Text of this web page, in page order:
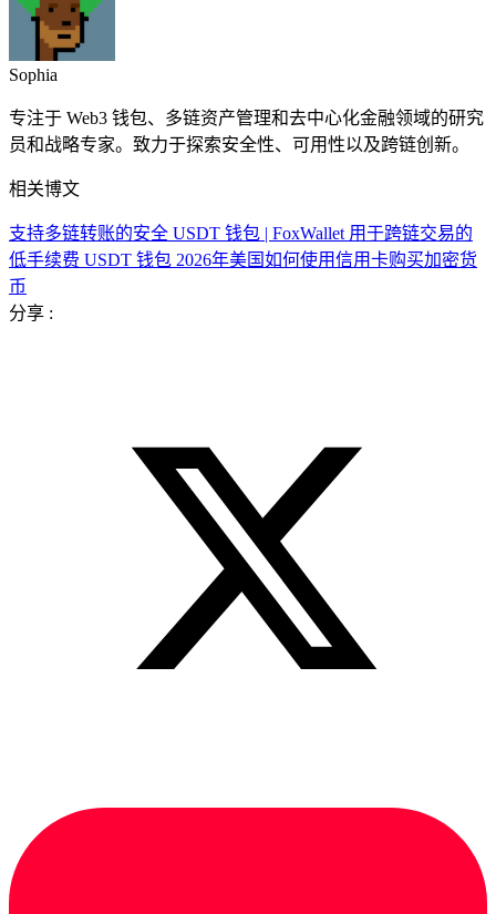
Sophia
专注于 Web3 钱包、多链资产管理和去中心化金融领域的研究
员和战略专家。致力于探索安全性、可用性以及跨链创新。
相关博文
支持多链转账的安全 USDT 钱包 | FoxWallet 用于跨链交易的
低手续费 USDT 钱包 2026年美国如何使用信用卡购买加密货
币
分享 :